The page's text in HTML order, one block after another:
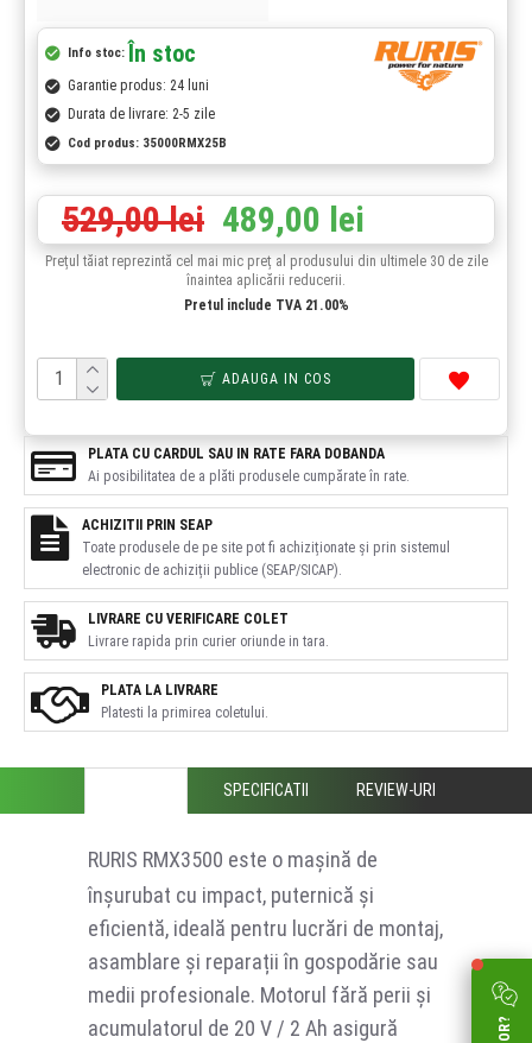
Info stoc: În stoc
Garantie produs: 24 luni
Durata de livrare: 2-5 zile
Cod produs: 35000RMX25B
489,00 lei
529,00 lei
Prețul tăiat reprezintă cel mai mic preț al produsului din ultimele 30 de zile
înaintea aplicării reducerii.
Pretul include TVA 21.00%
ADAUGA IN COS
PLATA LA LIVRARE
Platesti la primirea coletului.
LIVRARE CU VERIFICARE COLET
Livrare rapida prin curier oriunde in tara.
PLATA CU CARDUL SAU IN RATE FARA DOBANDA
Ai posibilitatea de a plăti produsele cumpărate în rate.
ACHIZITII PRIN SEAP
Toate produsele de pe site pot fi achiziționate și prin sistemul
electronic de achiziții publice (SEAP/SICAP).
SPECIFICATII REVIEW-URI
RURIS RMX3500 este o mașină de
înșurubat cu impact, puternică și
eficientă, ideală pentru lucrări de montaj,
asamblare și reparații în gospodărie sau
medii profesionale. Motorul fără perii și
acumulatorul de 20 V / 2 Ah asigură